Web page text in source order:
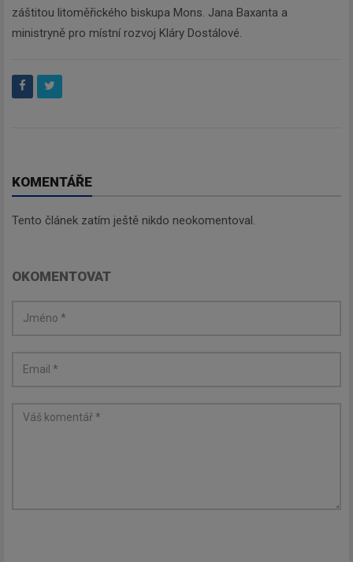
záštitou litoměřického biskupa Mons. Jana Baxanta a
ministryně pro místní rozvoj Kláry Dostálové.
KOMENTÁŘE
Tento článek zatím ještě nikdo neokomentoval.
OKOMENTOVAT